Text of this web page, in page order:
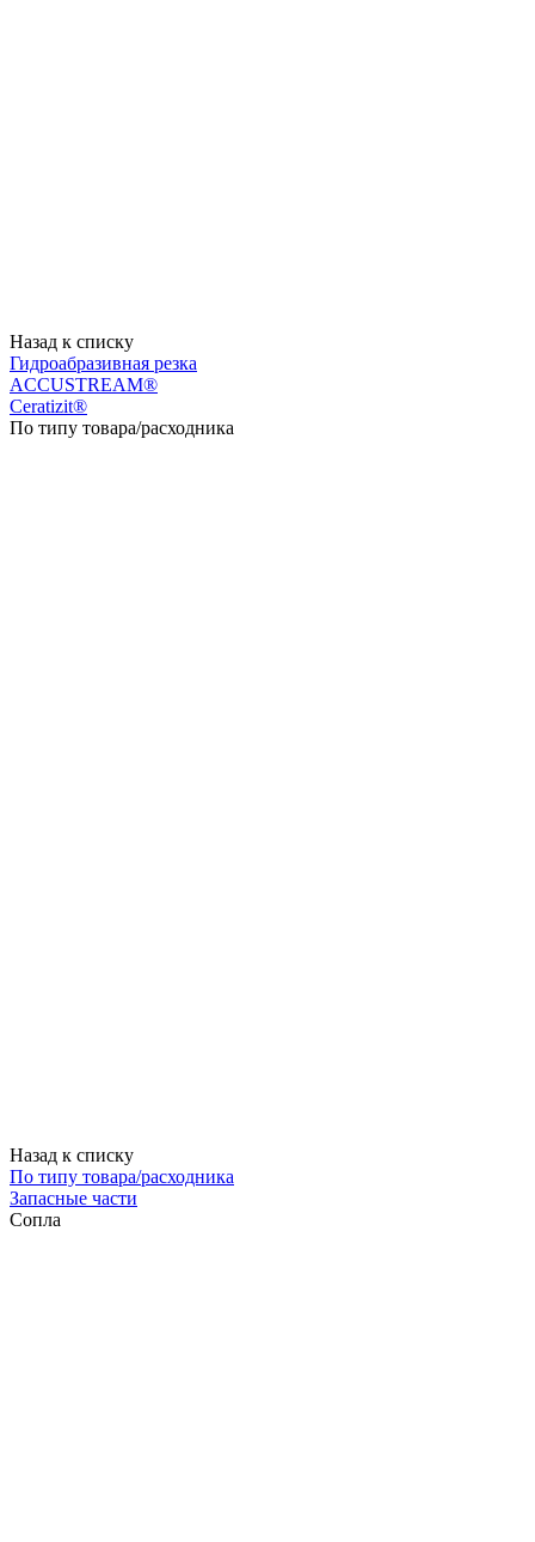
Назад к списку
Гидроабразивная резка
ACCUSTREAM®
Ceratizit®
По типу товара/расходника
Назад к списку
По типу товара/расходника
Запасные части
Сопла